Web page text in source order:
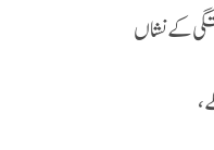
کے نشاں